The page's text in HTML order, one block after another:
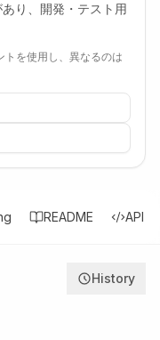
り、開発・テスト用
トを使用し、異なるのは
README API
History